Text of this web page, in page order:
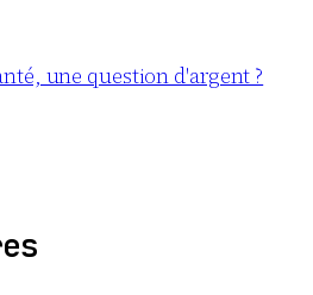
une question d'argent ?